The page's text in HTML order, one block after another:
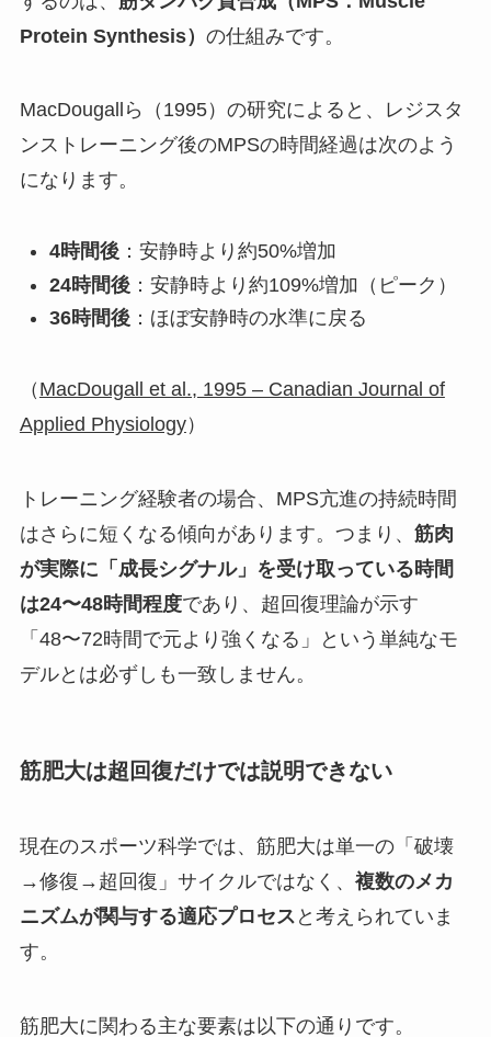
Protein Synthesis） の仕組みです。
MacDougallら（1995）の研究によると、レジスタ
ンストレーニング後のMPSの時間経過は次のよう
になります。
4時間後：安静時より約50%増加
24時間後：安静時より約109%増加（ピーク）
36時間後：ほぼ安静時の水準に戻る
（ MacDougall et al., 1995 – Canadian Journal of
Applied Physiology）
トレーニング経験者の場合、MPS亢進の持続時間
はさらに短くなる傾向があります。つまり、 筋肉
が実際に「成長シグナル」を受け取っている時間
は24〜48時間程度であり、超回復理論が示す
「48〜72時間で元より強くなる」という単純なモ
デルとは必ずしも一致しません。
筋肥大は超回復だけでは説明できない
現在のスポーツ科学では、筋肥大は単一の「破壊
→修復→超回復」サイクルではなく、 複数のメカ
ニズムが関与する適応プロセス と考えられていま
す。
筋肥大に関わる主な要素は以下の通りです。